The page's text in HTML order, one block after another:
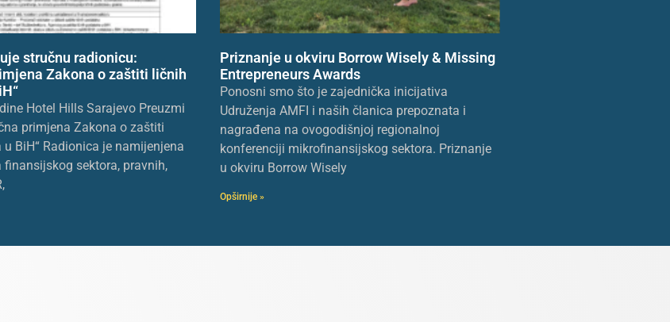
stručnu radionicu:
Zakona o zaštiti ličnih
Hotel Hills Sarajevo Preuzmi
primjena Zakona o zaštiti
u BiH“ Radionica je namijenjena
sektora, pravnih,
Priznanje u okviru Borrow Wisely & Missing
Entrepreneurs Awards
Ponosni smo što je zajednička inicijativa
Udruženja AMFI i naših članica prepoznata i
nagrađena na ovogodišnjoj regionalnoj
konferenciji mikrofinansijskog sektora. Priznanje
u okviru Borrow Wisely
Opširnije »